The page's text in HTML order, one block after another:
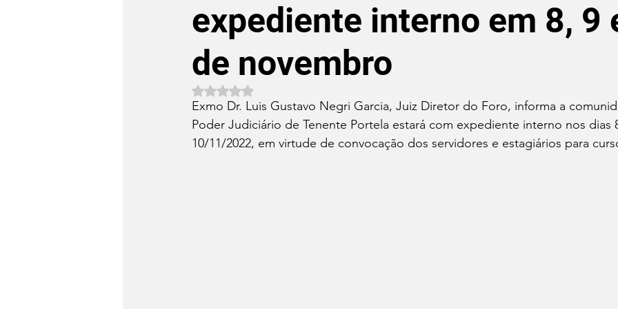
expediente interno em 8, 9
de novembro
Avaliado com NaN de 5 estrelas.
Exmo Dr. Luis Gustavo Negri Garcia, Juiz Diretor do Foro, informa a
Poder Judiciário de Tenente Portela estará com expediente interno nos dias
10/11/2022, em virtude de convocação dos servidores e estagiários para